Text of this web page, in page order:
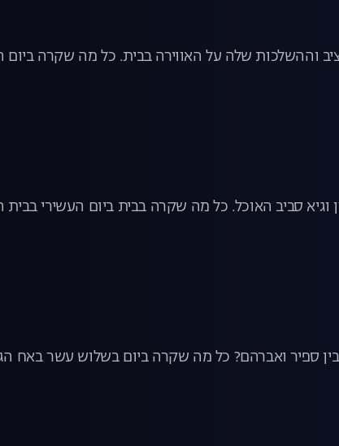
וההשלכות שלה על האווירה בבית. כל מה שקרה ביום
סביב האוכל. כל מה שקרה בבית ביום העשירי בבית
בין ספיר ואברהם? כל מה שקרה ביום בשלוש עשר באח